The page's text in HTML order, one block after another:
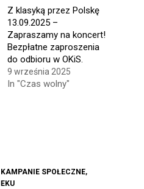
Z klasyką przez Polskę
13.09.2025 –
Zapraszamy na koncert!
Bezpłatne zaproszenia
do odbioru w OKiS.
9 września 2025
In "Czas wolny"
SPOŁECZNE,